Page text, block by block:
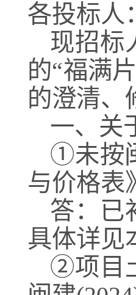
各投标人：
现招标
的“福满
的澄清、
一、关
①未按
与价格表
答：已
具体详见
②项目